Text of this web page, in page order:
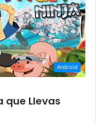
Android
que Llevas